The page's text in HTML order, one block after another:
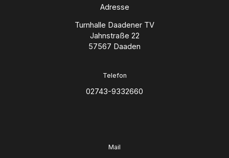
Adresse
Turnhalle Daadener TV
Jahnstraße 22
57567 Daaden
Telefon
02743-9332660
Mail